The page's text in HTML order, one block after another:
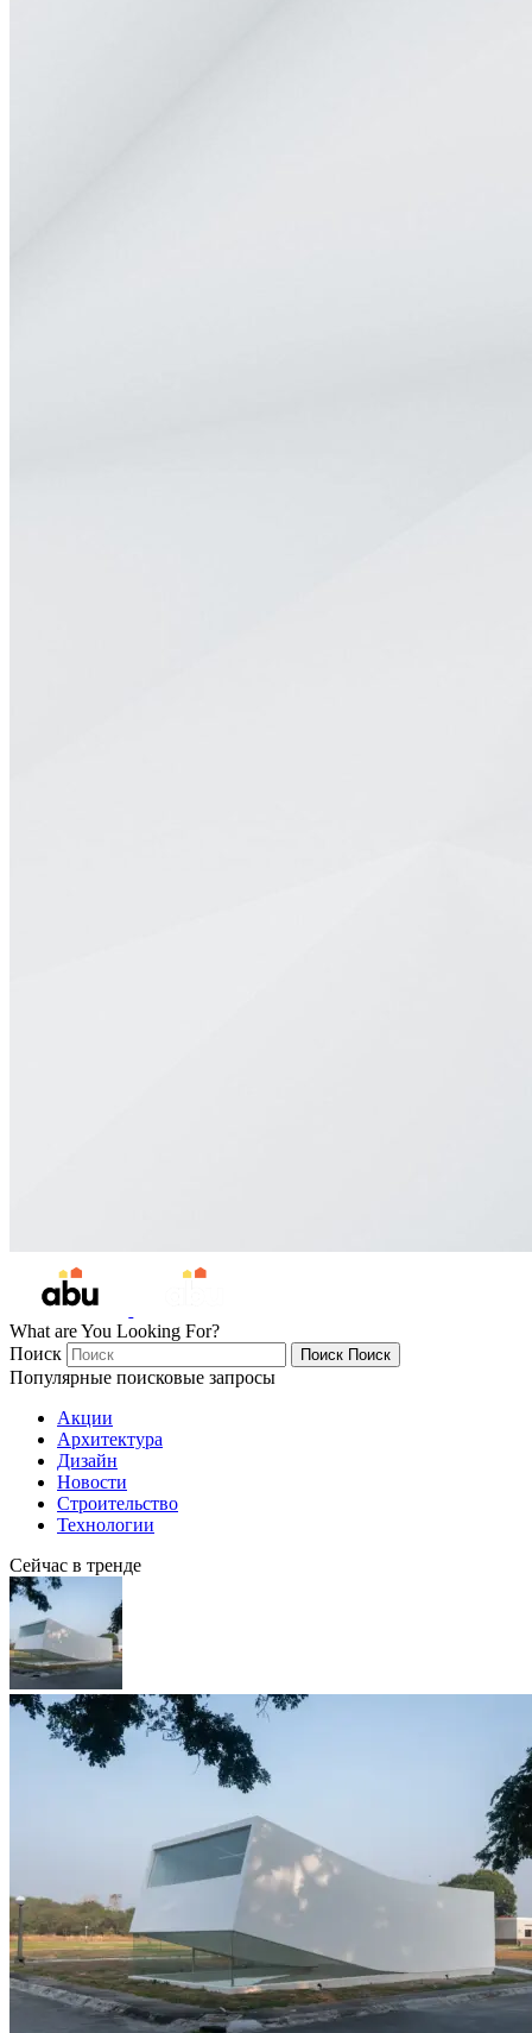
What are You Looking For?
Поиск
Поиск Поиск
Популярные поисковые запросы
Акции
Архитектура
Дизайн
Новости
Строительство
Технологии
Сейчас в тренде